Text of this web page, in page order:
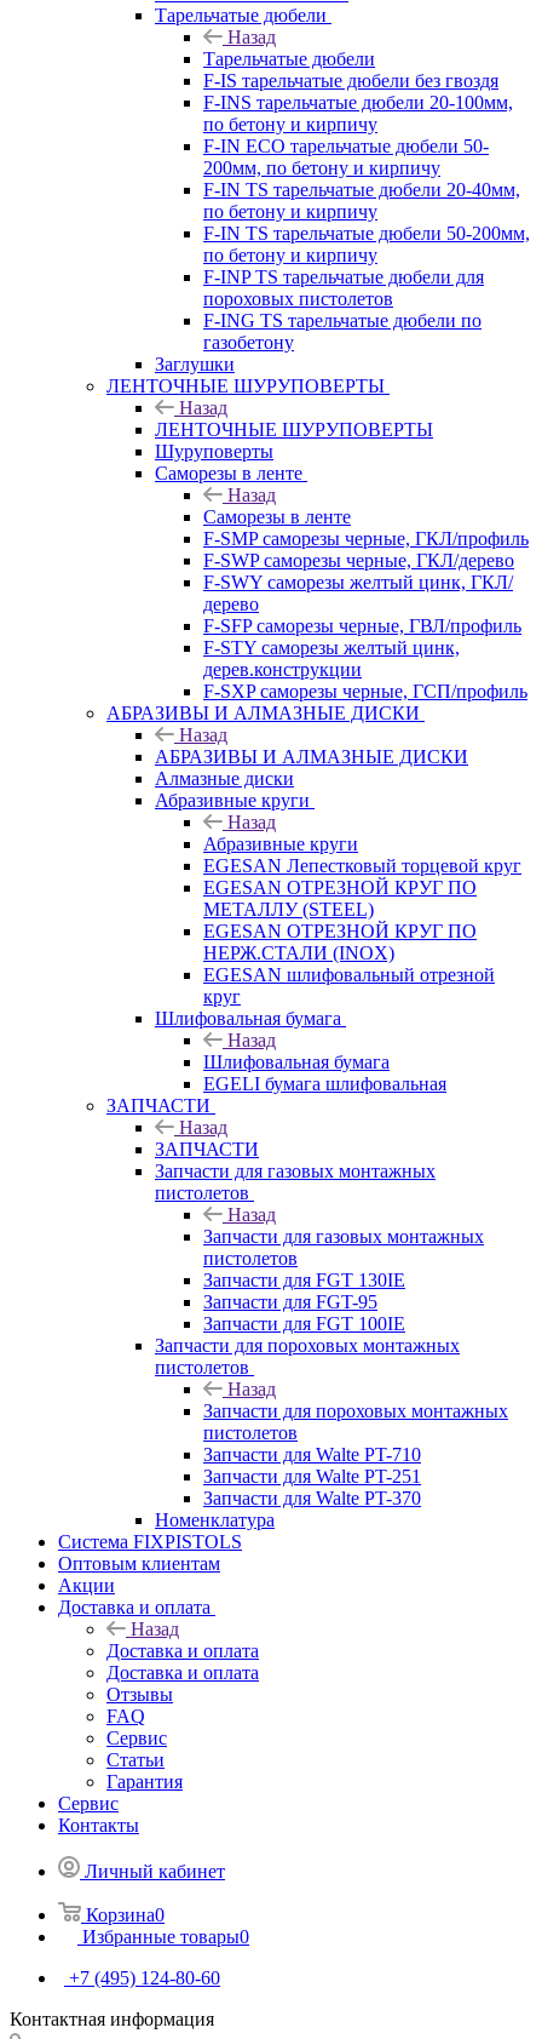
Тарельчатые дюбели
Назад
Тарельчатые дюбели
F-IS тарельчатые дюбели без гвоздя
F-INS тарельчатые дюбели 20-100мм,
по бетону и кирпичу
F-IN ECO тарельчатые дюбели 50-
200мм, по бетону и кирпичу
F-IN TS тарельчатые дюбели 20-40мм,
по бетону и кирпичу
F-IN TS тарельчатые дюбели 50-200мм,
по бетону и кирпичу
F-INP TS тарельчатые дюбели для
пороховых пистолетов
F-ING TS тарельчатые дюбели по
газобетону
Заглушки
ЛЕНТОЧНЫЕ ШУРУПОВЕРТЫ
Назад
ЛЕНТОЧНЫЕ ШУРУПОВЕРТЫ
Шуруповерты
Саморезы в ленте
Назад
Саморезы в ленте
F-SMP саморезы черные, ГКЛ/профиль
F-SWP саморезы черные, ГКЛ/дерево
F-SWY саморезы желтый цинк, ГКЛ/
дерево
F-SFP саморезы черные, ГВЛ/профиль
F-STY саморезы желтый цинк,
дерев.конструкции
F-SXP саморезы черные, ГСП/профиль
АБРАЗИВЫ И АЛМАЗНЫЕ ДИСКИ
Назад
АБРАЗИВЫ И АЛМАЗНЫЕ ДИСКИ
Алмазные диски
Абразивные круги
Назад
Абразивные круги
EGESAN Лепестковый торцевой круг
EGESAN ОТРЕЗНОЙ КРУГ ПО
МЕТАЛЛУ (STEEL)
EGESAN ОТРЕЗНОЙ КРУГ ПО
НЕРЖ.СТАЛИ (INOX)
EGESAN шлифовальный отрезной
круг
Шлифовальная бумага
Назад
Шлифовальная бумага
EGELI бумага шлифовальная
ЗАПЧАСТИ
Назад
ЗАПЧАСТИ
Запчасти для газовых монтажных
пистолетов
Назад
Запчасти для газовых монтажных
пистолетов
Запчасти для FGT 130IE
Запчасти для FGT-95
Запчасти для FGT 100IE
Запчасти для пороховых монтажных
пистолетов
Назад
Запчасти для пороховых монтажных
пистолетов
Запчасти для Walte PT-710
Запчасти для Walte PT-251
Запчасти для Walte PT-370
Номенклатура
Система FIXPISTOLS
Оптовым клиентам
Акции
Доставка и оплата
Назад
Доставка и оплата
Доставка и оплата
Отзывы
FAQ
Сервис
Статьи
Гарантия
Сервис
Контакты
Личный кабинет
Корзина0
Избранные товары0
+7 (495) 124-80-60
Контактная информация